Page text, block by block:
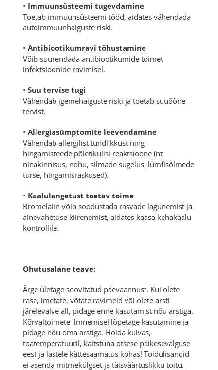
• Immuunsüsteemi tugevdamine
Toetab immuunsüsteemi tööd, aidates vähendada
autoimmuunhaiguste riski.
• Antibiootikumravi tõhustamine
Võib suurendada antibiootikumide toimet
infektsioonide ravimisel.
• Suu tervise tugi
Vähendab igemehaiguste riski ja toetab suuõõne
tervist.
• Allergiasümptomite leevendamine
Vähendab allergilist tundlikkust ning
hingamisteede põletikulisi reaktsioone (nt
ninakinnisus, nohu, silmade sügelus, lümfisõlmede
turse, hingamisraskused).
• Kaalulangetust toetav toime
Bromelaiin võib soodustada rasvade lagunemist ja
ainevahetuse kiirenemist, aidates kaasa kehakaalu
kontrollile.
Ohutusalane teave:
Ärge ületage soovitatud päevaannust. Kui olete
rase, imetate, võtate ravimeid või olete arsti
järelevalve all, pidage enne kasutamist nõu arstiga.
Kõrvaltoimete ilmnemisel lõpetage kasutamine ja
pidage nõu oma arstiga. Hoida kuivas,
toatemperatuuril, kaitstuna otsese päikesevalguse
eest ja lastele kättesaamatus kohas! Toidulisandid
ei asenda mitmekülgset ja täisväärtuslikku toitu.